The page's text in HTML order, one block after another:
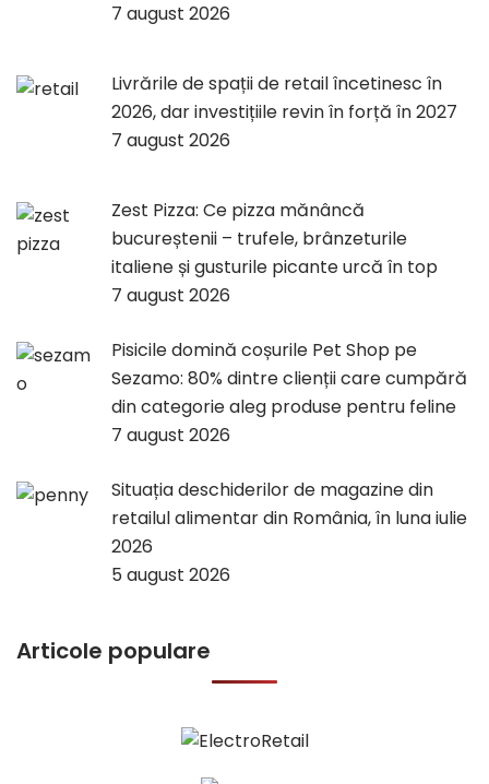
7 august 2026
Livrările de spații de retail încetinesc în
2026, dar investițiile revin în forță în 2027
7 august 2026
Zest Pizza: Ce pizza mănâncă
bucureștenii – trufele, brânzeturile
italiene și gusturile picante urcă în top
7 august 2026
Pisicile domină coșurile Pet Shop pe
Sezamo: 80% dintre clienții care cumpără
din categorie aleg produse pentru feline
7 august 2026
Situația deschiderilor de magazine din
retailul alimentar din România, în luna iulie
2026
5 august 2026
Articole populare